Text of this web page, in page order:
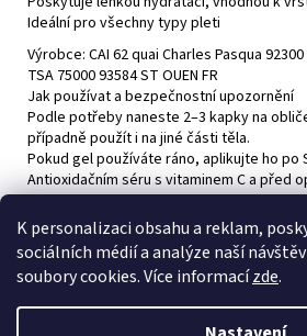
K personalizaci obsahu a reklam,
sociálních médií a analýze naší
soubory cookies. Více informacízde.
Ideální pro všechny typy pleti
Výrobce: CAI 62 quai Charles Pasqua
TSA 75000 93584 ST OUEN FR
Jak používat a bezpečnostní upozornění
Podle potřeby naneste 2–3 kapky na
případně použít i na jiné části těla.
Pokud gel používáte ráno, aplikujte ho po
Antioxidačním séru s vitaminem C a před
SkinCeuticals.
Pokud gel používáte na noc spolu s
naneste gel až po aplikaci retinolu.
Při zasažení očí je okamžitě důkladně
množstvím vody.
BLEMISH
+
AGE
CLEANSER
1
200
Kč